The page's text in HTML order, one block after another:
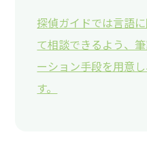
探偵ガイドでは言語
て相談できるよう、
ーション手段を用意
す。